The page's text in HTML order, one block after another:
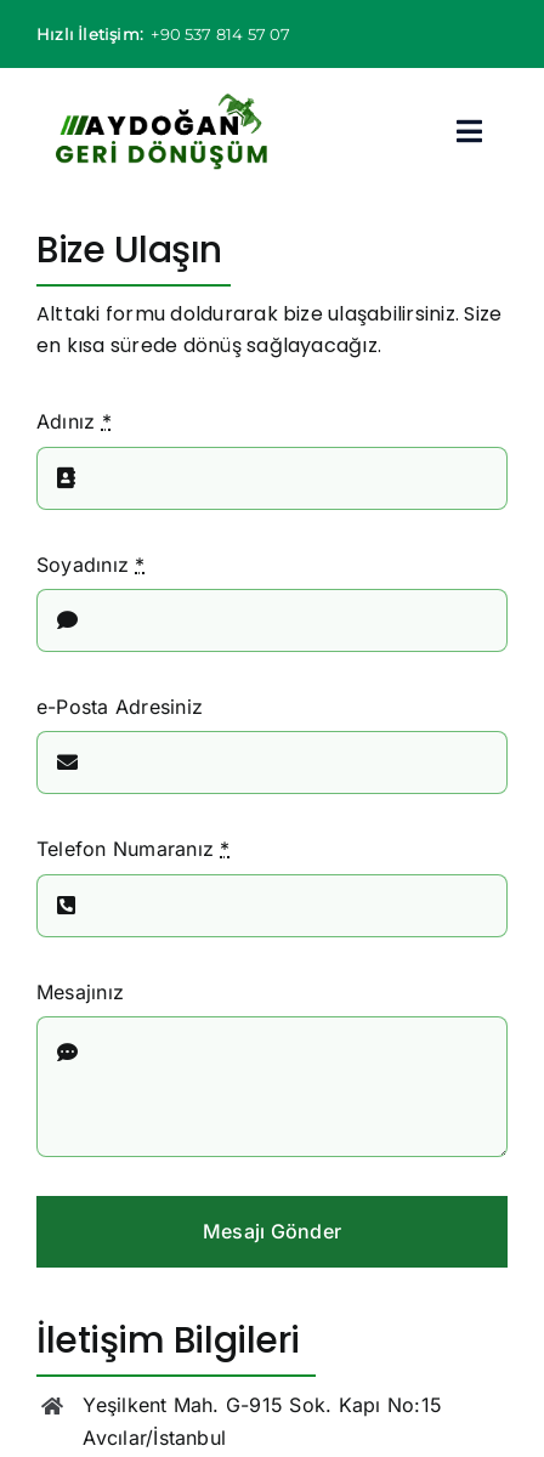
Hızlı İletişim: +90 537 814 57 07
Hizmet Bölgeleri
Hakkımızda
Bize Ulaşın
Alttaki formu doldurarak bize ulaşabilirsiniz. Size
en kısa sürede dönüş sağlayacağız.
Adınız *
Soyadınız *
e-Posta Adresiniz
Telefon Numaranız *
Mesajınız
Mesajı Gönder
İletişim Bilgileri
Yeşilkent Mah. G-915 Sok. Kapı No:15
Avcılar/İstanbul